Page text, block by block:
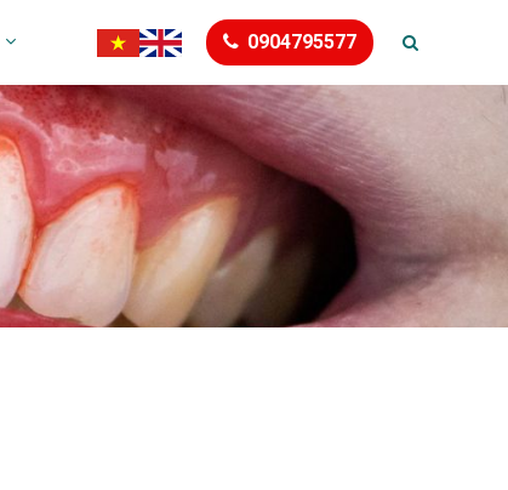
0904795577